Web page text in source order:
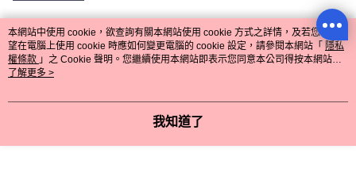
熱門標籤
本網站中使用 cookie，欲查詢有關本網站使用 cookie 方式之詳情，及若您不希
望在電腦上使用 cookie 時應如何變更電腦的 cookie 設定，請參閱本網站「 隱私
權條款 」之 Cookie 聲明。您繼續使用本網站即表示您同意本公司得按本網站使
用條款之 Cookie 聲明使用 cookie。
了解更多 >
我知道了